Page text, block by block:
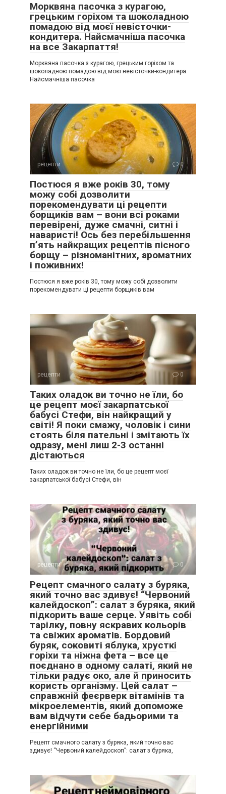
Морквяна пасочка з курагою,
грецьким горіхом та шоколадною
помадою від моєї невісточки-
кондитера. Найсмачніша пасочка
на все Закарпаття!
Морквяна пасочка з курагою, грецьким горіхом та
шоколадною помадою від моєї невісточки-кондитера.
Найсмачніша пасочка
рецепти 0
Постюся я вже років 30, тому
можу собі дозволити
порекомендувати ці рецепти
борщиків вам – вони всі роками
перевірені, дуже смачні, ситні і
наваристі! Ось без перебільшення
п’ять найкращих рецептів пісного
борщу – різноманітних, ароматних
і поживних!
Постюся я вже років 30, тому можу собі дозволити
порекомендувати ці рецепти борщиків вам
рецепти 0
Таких оладок ви точно не їли, бо
це рецепт моєї закарпатської
бабусі Стефи, він найкращий у
світі! Я поки смажу, чоловік і сини
стоять біля пательні і змітають їх
одразу, мені лиш 2-3 останні
дістаються
Таких оладок ви точно не їли, бо це рецепт моєї
закарпатської бабусі Стефи, він
рецепти 0
Рецепт смачного салату з буряка,
який точно вас здивує! “Червоний
калейдоскоп”: салат з буряка, який
підкорить ваше серце. Уявіть собі
тарілку, повну яскравих кольорів
та свіжих ароматів. Бордовий
буряк, соковиті яблука, хрусткі
горіхи та ніжна фета – все це
поєднано в одному салаті, який не
тільки радує око, але й приносить
користь організму. Цей салат –
справжній феєрверк вітамінів та
мікроелементів, який допоможе
вам відчути себе бадьорими та
енергійними
Рецепт смачного салату з буряка, який точно вас
здивує! “Червоний калейдоскоп”: салат з буряка,